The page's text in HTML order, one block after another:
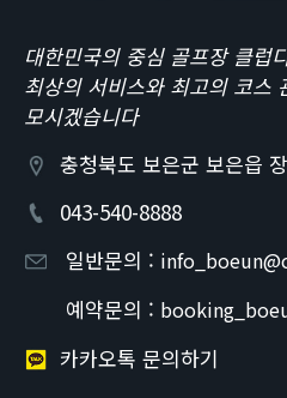
대한민국의 중심 골프장 클럽
최상의 서비스와 최고의 코스
모시겠습니다
충청북도 보은군 보은읍
043-540-8888
일반문의 :
예약문의 :
카카오톡 문의하기